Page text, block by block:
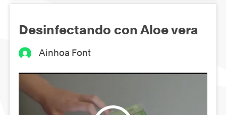
Desinfectando con Aloe vera
Ainhoa Font